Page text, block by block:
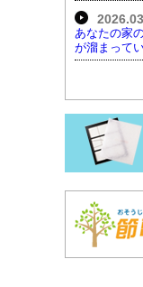
あなたの家
が溜まって